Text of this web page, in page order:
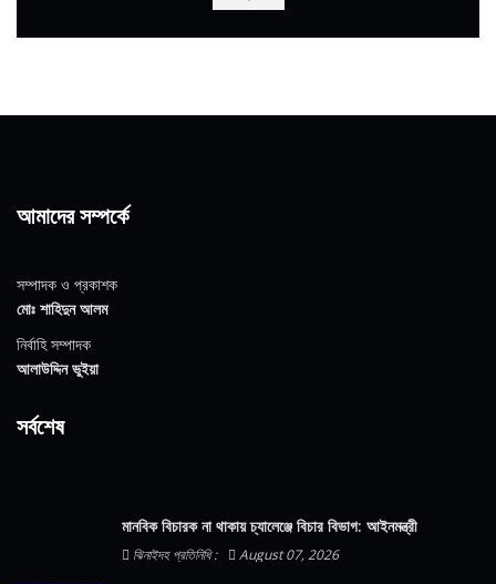
আমাদের সম্পর্কে
সম্পাদক ও প্রকাশক
মোঃ শাহিদুন আলম
নির্বাহি সম্পাদক
আলাউদ্দিন ভুইয়া
সর্বশেষ
মানবিক বিচারক না থাকায় চ্যালেঞ্জে বিচার বিভাগ: আইনমন্ত্রী
ঝিনাইদহ প্রতিনিধি : August 07, 2026